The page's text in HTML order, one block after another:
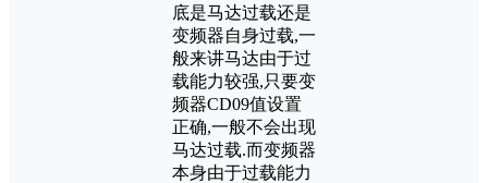
底是马达过载还是
变频器自身过载,一
般来讲马达由于过
载能力较强,只要变
频器CD09值设置
正确,一般不会出现
马达过载.而变频器
本身由于过载能力